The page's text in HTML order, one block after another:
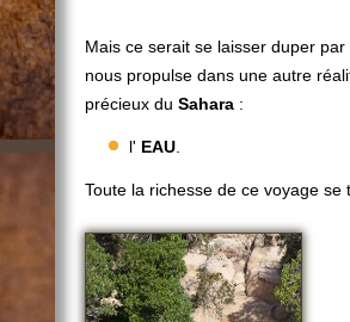
Mais ce serait se laisser duper
nous propulse dans une autre
précieux du Sahara :
l' EAU
Toute la richesse de ce voyage